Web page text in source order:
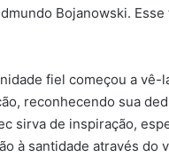
Bojanowski.
fiel começou a
reconhecendo sua
sirva de inspiração,
à santidade através do